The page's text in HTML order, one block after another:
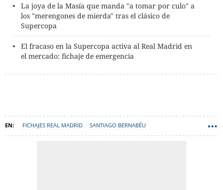
La joya de la Masía que manda "a tomar por culo" a
los "merengones de mierda" tras el clásico de
Supercopa
El fracaso en la Supercopa activa al Real Madrid en
el mercado: fichaje de emergencia
FICHAJES REAL MADRID SANTIAGO BERNABÉU